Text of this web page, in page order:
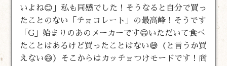
いよね😊」私も同感でした！そうなると自分で買っ
たことのない「チョコレート」の最高峰！そうです
「G」始まりのあのメーカーです😄いただいて食べ
たことはあるけど買ったことはない😅（と言うか買
えない😅）そこからはカッチョつけモードです！商